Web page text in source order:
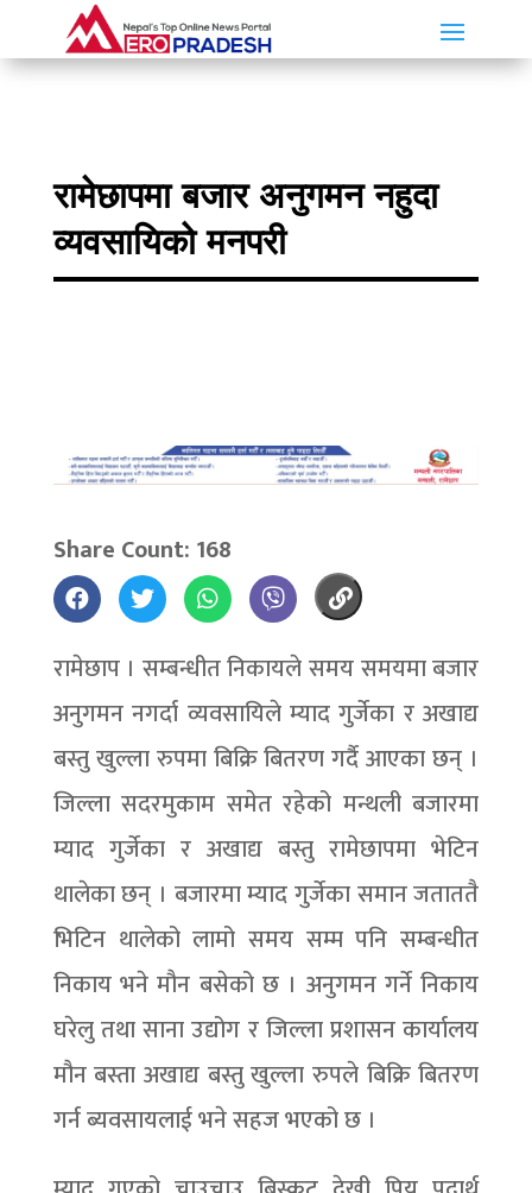
रामेछापमा बजार अनुगमन नहुदा
व्यवसायिको मनपरी
Share Count: 168
रामेछाप । सम्बन्धीत निकायले समय समयमा बजार
अनुगमन नगर्दा व्यवसायिले म्याद गुर्जेका र अखाद्य
बस्तु खुल्ला रुपमा बिक्रि बितरण गर्दै आएका छन् ।
जिल्ला सदरमुकाम समेत रहेको मन्थली बजारमा
म्याद गुर्जेका र अखाद्य बस्तु रामेछापमा भेटिन
थालेका छन् । बजारमा म्याद गुर्जेका समान जताततै
भिटिन थालेको लामो समय सम्म पनि सम्बन्धीत
निकाय भने मौन बसेको छ । अनुगमन गर्ने निकाय
घरेलु तथा साना उद्योग र जिल्ला प्रशासन कार्यालय
मौन बस्ता अखाद्य बस्तु खुल्ला रुपले बिक्रि बितरण
गर्न ब्यवसायलाई भने सहज भएको छ ।